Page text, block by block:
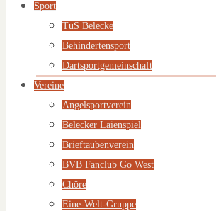
Sport
TuS Belecke
Behindertensport
Dartsportgemeinschaft
Vereine
Angelsportverein
Belecker Laienspiel
Brieftaubenverein
BVB Fanclub Go West
Chöre
Eine-Welt-Gruppe